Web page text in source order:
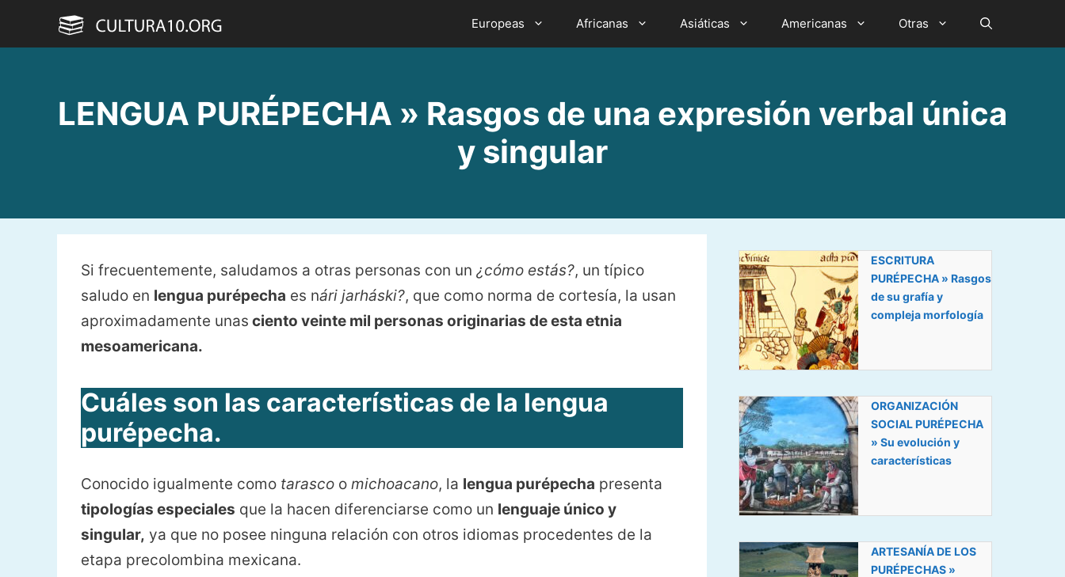
Europeas Africanas Asiáticas Americanas Otras
LENGUA PURÉPECHA » Rasgos de una expresión verbal única
y singular
Si frecuentemente, saludamos a otras personas con un ¿cómo estás?, un típico
saludo en lengua purépecha es nári jarháski?, que como norma de cortesía, la usan
aproximadamente unas ciento veinte mil personas originarias de esta etnia
mesoamericana.
Cuáles son las características de la lengua
purépecha.
Conocido igualmente como tarasco o michoacano, la lengua purépecha presenta
tipologías especiales que la hacen diferenciarse como un lenguaje único y
singular, ya que no posee ninguna relación con otros idiomas procedentes de la
etapa precolombina mexicana.
ESCRITURA
PURÉPECHA » Rasgos
de su grafía y
compleja morfología
ORGANIZACIÓN
SOCIAL PURÉPECHA
» Su evolución y
características
ARTESANÍA DE LOS
PURÉPECHAS »